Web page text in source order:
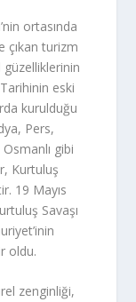
ortasında
çıkan turizm
eski
kurulduğu
Pers,
gibi
Kurtuluş
19 Mayıs
Savaşı
oldu.
zenginliği,